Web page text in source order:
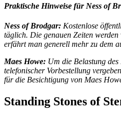
Praktische Hinweise für Ness of
Ness of Brodgar: Kostenlose
täglich. Die genauen Zeiten
erfährt man generell mehr zu dem
Maes Howe: Um die Belastung
telefonischer Vorbestellung
für die Besichtigung von Maes
Standing Stones of